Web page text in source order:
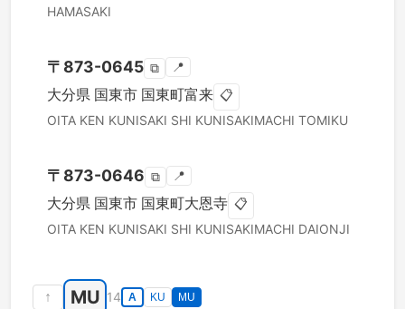
HAMASAKI
〒 873-0645 ⧉ 📍
大分県 国東市 国東町富来 📋
OITA KEN KUNISAKI SHI KUNISAKIMACHI TOMIKU
〒 873-0646 ⧉ 📍
大分県 国東市 国東町大恩寺 📋
OITA KEN KUNISAKI SHI KUNISAKIMACHI DAIONJI
↑ MU 14 A KU MU